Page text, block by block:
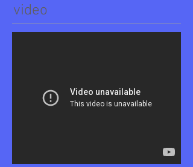
video